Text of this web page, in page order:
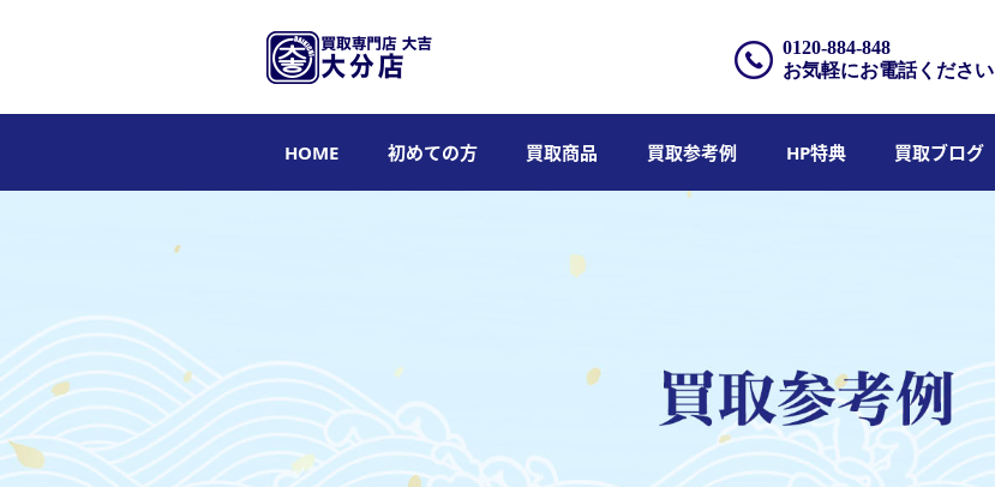
0120-884-848
お気軽にお電話ください
HOME 初めての方 買取商品 買取参考例 HP特典 買取ブログ